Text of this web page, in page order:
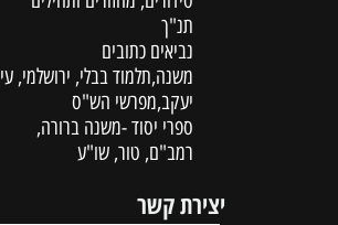
תנ"ך
נביאים כתובים
משנה,תלמוד בבלי, ירושלמי, עין
יעקב,מפרשי הש"ס
ספרי יסוד -משנה ברורה,
רמב"ם, טור, שו"ע
יצירת קשר